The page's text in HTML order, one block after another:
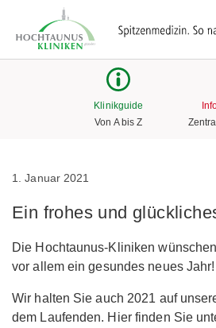
Klinikguide
Von A bis Z
1. Januar 2021
Ein frohes und
Die Hochtaunus-Kliniken
vor allem ein gesundes neues Jahr!
Wir halten Sie auch 2021 auf
dem Laufenden. Hier finden Sie